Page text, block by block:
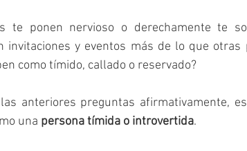
ponen nervioso o derechamente te
invitaciones y eventos más de lo que otras
como tímido, callado o reservado?
anteriores preguntas afirmativamente,
una persona tímida o introvertida.